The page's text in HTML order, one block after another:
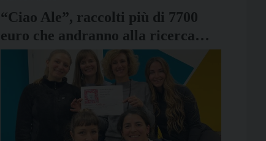
“Ciao Ale”, raccolti più di 7700
euro che andranno alla ricerca
contro i tumori